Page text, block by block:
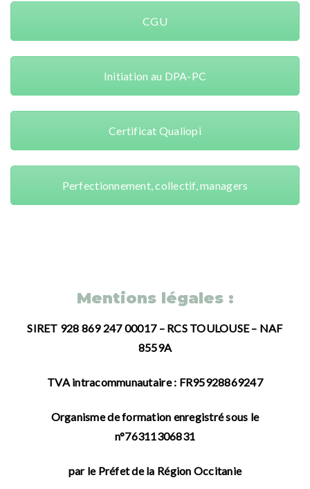
CGU
Initiation au DPA-PC
Certificat Qualiopi
Perfectionnement, collectif, managers
Mentions légales :
SIRET 928 869 247 00017 – RCS TOULOUSE – NAF
8559A
TVA intracommunautaire : FR95928869247
Organisme de formation enregistré sous le
n°76311306831
par le Préfet de la Région Occitanie